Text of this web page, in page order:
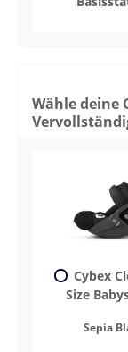
Wähle deine
Cybex
Size
Sepia